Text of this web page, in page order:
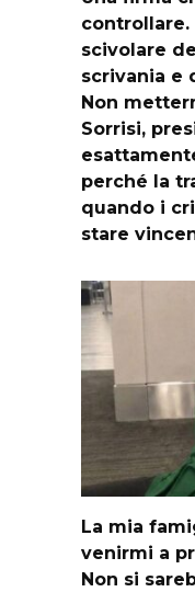
scivolare
scrivania e
Non
Sorrisi,
perché la
quando i
stare
La mia
venirmi a
Non si